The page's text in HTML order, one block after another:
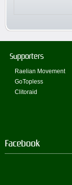
Supporters
Raelian Movement
GoTopless
Clitoraid
Facebook